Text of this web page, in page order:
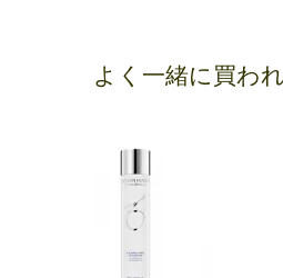
よく一緒に買わ